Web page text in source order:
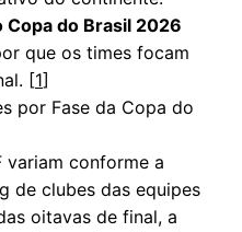
Copa do Brasil 2026
que os times focam
[1]
por Fase da Copa do
variam conforme a
de clubes das equipes
oitavas de final, a